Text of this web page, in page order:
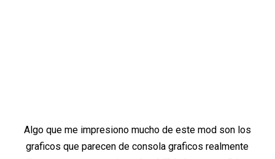
Algo que me impresiono mucho de este mod son los
graficos que parecen de consola graficos realmente